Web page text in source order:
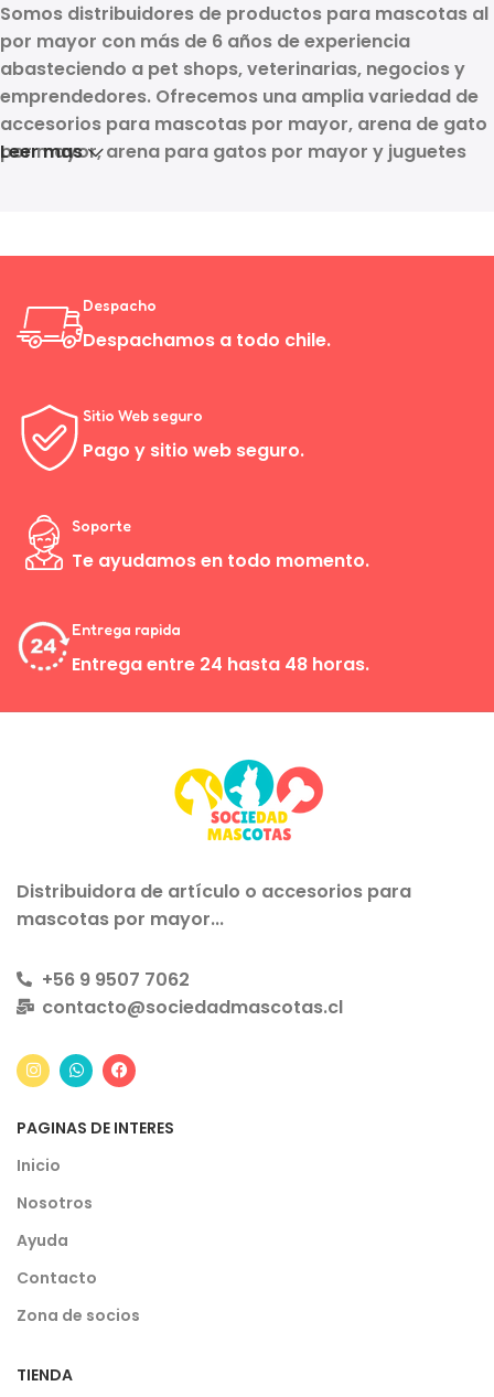
Somos distribuidores de productos para mascotas al
por mayor con más de 6 años de experiencia
abasteciendo a pet shops, veterinarias, negocios y
emprendedores. Ofrecemos una amplia variedad de
accesorios para mascotas por mayor, arena de gato
por mayor, arena para gatos por mayor y juguetes
variedad y precios mayoristas para hacer crecer tu
Leer mas
Despacho
Despachamos a todo chile.
Sitio Web seguro
Pago y sitio web seguro.
Soporte
Te ayudamos en todo momento.
Entrega rapida
Entrega entre 24 hasta 48 horas.
Distribuidora de artículo o accesorios para
mascotas por mayor...
+56 9 9507 7062
contacto@sociedadmascotas.cl
PAGINAS DE INTERES
Inicio
Nosotros
Ayuda
Contacto
Zona de socios
TIENDA